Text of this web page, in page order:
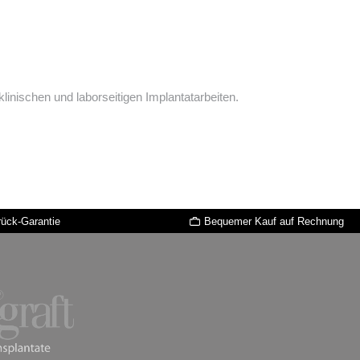
und laborseitigen Implantatarbeiten.
Garantie Bequemer Kauf auf Rechnung